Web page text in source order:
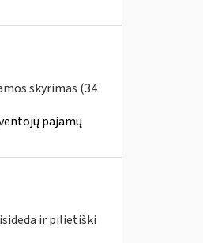
skyrimas (34
pajamų
ir pilietiški